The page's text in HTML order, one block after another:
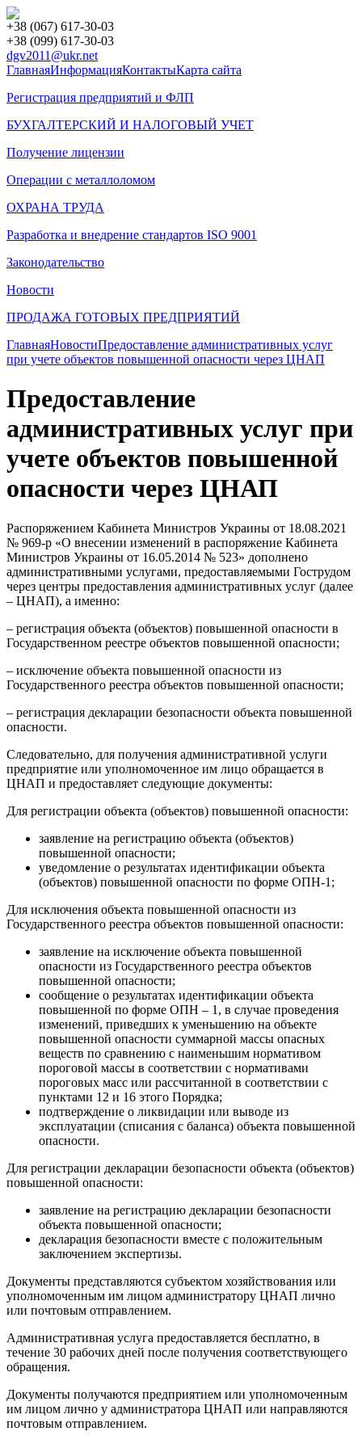
+38 (067) 617-30-03
+38 (099) 617-30-03
dgv2011@ukr.net
ГлавнаяИнформацияКонтактыКарта сайта
Регистрация предприятий и ФЛП
БУХГАЛТЕРСКИЙ И НАЛОГОВЫЙ УЧЕТ
Получение лицензии
Операции с металлоломом
ОХРАНА ТРУДА
Разработка и внедрение стандартов ISO 9001
Законодательство
Новости
ПРОДАЖА ГОТОВЫХ ПРЕДПРИЯТИЙ
ГлавнаяНовостиПредоставление административных услуг
при учете объектов повышенной опасности через ЦНАП
Предоставление
административных услуг при
учете объектов повышенной
опасности через ЦНАП
Распоряжением Кабинета Министров Украины от 18.08.2021
№ 969-р «О внесении изменений в распоряжение Кабинета
Министров Украины от 16.05.2014 № 523» дополнено
административными услугами, предоставляемыми Гострудом
через центры предоставления административных услуг (далее
– ЦНАП), а именно:
– регистрация объекта (объектов) повышенной опасности в
Государственном реестре объектов повышенной опасности;
– исключение объекта повышенной опасности из
Государственного реестра объектов повышенной опасности;
– регистрация декларации безопасности объекта повышенной
опасности.
Следовательно, для получения административной услуги
предприятие или уполномоченное им лицо обращается в
ЦНАП и предоставляет следующие документы:
Для регистрации объекта (объектов) повышенной опасности:
заявление на регистрацию объекта (объектов)
повышенной опасности;
уведомление о результатах идентификации объекта
(объектов) повышенной опасности по форме ОПН-1;
Для исключения объекта повышенной опасности из
Государственного реестра объектов повышенной опасности:
заявление на исключение объекта повышенной
опасности из Государственного реестра объектов
повышенной опасности;
сообщение о результатах идентификации объекта
повышенной по форме ОПН – 1, в случае проведения
изменений, приведших к уменьшению на объекте
повышенной опасности суммарной массы опасных
веществ по сравнению с наименьшим нормативом
пороговой массы в соответствии с нормативами
пороговых масс или рассчитанной в соответствии с
пунктами 12 и 16 этого Порядка;
подтверждение о ликвидации или выводе из
эксплуатации (списания с баланса) объекта повышенной
опасности.
Для регистрации декларации безопасности объекта (объектов)
повышенной опасности:
заявление на регистрацию декларации безопасности
объекта повышенной опасности;
декларация безопасности вместе с положительным
заключением экспертизы.
Документы представляются субъектом хозяйствования или
уполномоченным им лицом администратору ЦНАП лично
или почтовым отправлением.
Административная услуга предоставляется бесплатно, в
течение 30 рабочих дней после получения соответствующего
обращения.
Документы получаются предприятием или уполномоченным
им лицом лично у администратора ЦНАП или направляются
почтовым отправлением.